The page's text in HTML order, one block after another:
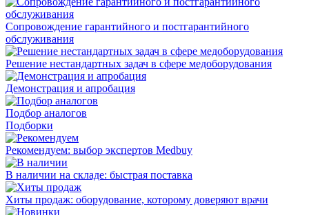
Сопровождение гарантийного и постгарантийного
обслуживания
Решение нестандартных задач в сфере медоборудования
Демонстрация и апробация
Подбор аналогов
Подборки
Рекомендуем: выбор экспертов Medbuy
В наличии на складе: быстрая поставка
Хиты продаж: оборудование, которому доверяют врачи